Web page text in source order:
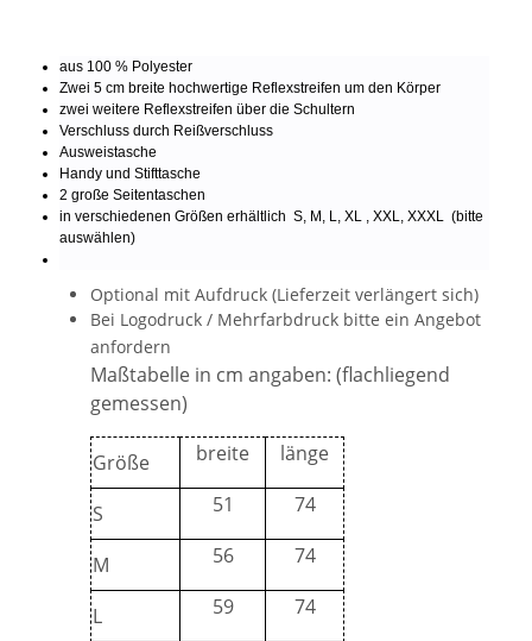
aus 100 % Polyester
Zwei 5 cm breite hochwertige Reflexstreifen um den Körper
zwei weitere Reflexstreifen über die Schultern
Verschluss durch Reißverschluss
Ausweistasche
Handy und Stifttasche
2 große Seitentaschen
in verschiedenen Größen erhältlich S, M, L, XL , XXL, XXXL (bitte
auswählen)
Optional mit Aufdruck (Lieferzeit verlängert sich)
Bei Logodruck / Mehrfarbdruck bitte ein Angebot
anfordern
Maßtabelle in cm angaben: (flachliegend
gemessen)
Größe breite länge
S 51 74
M 56 74
L 59 74